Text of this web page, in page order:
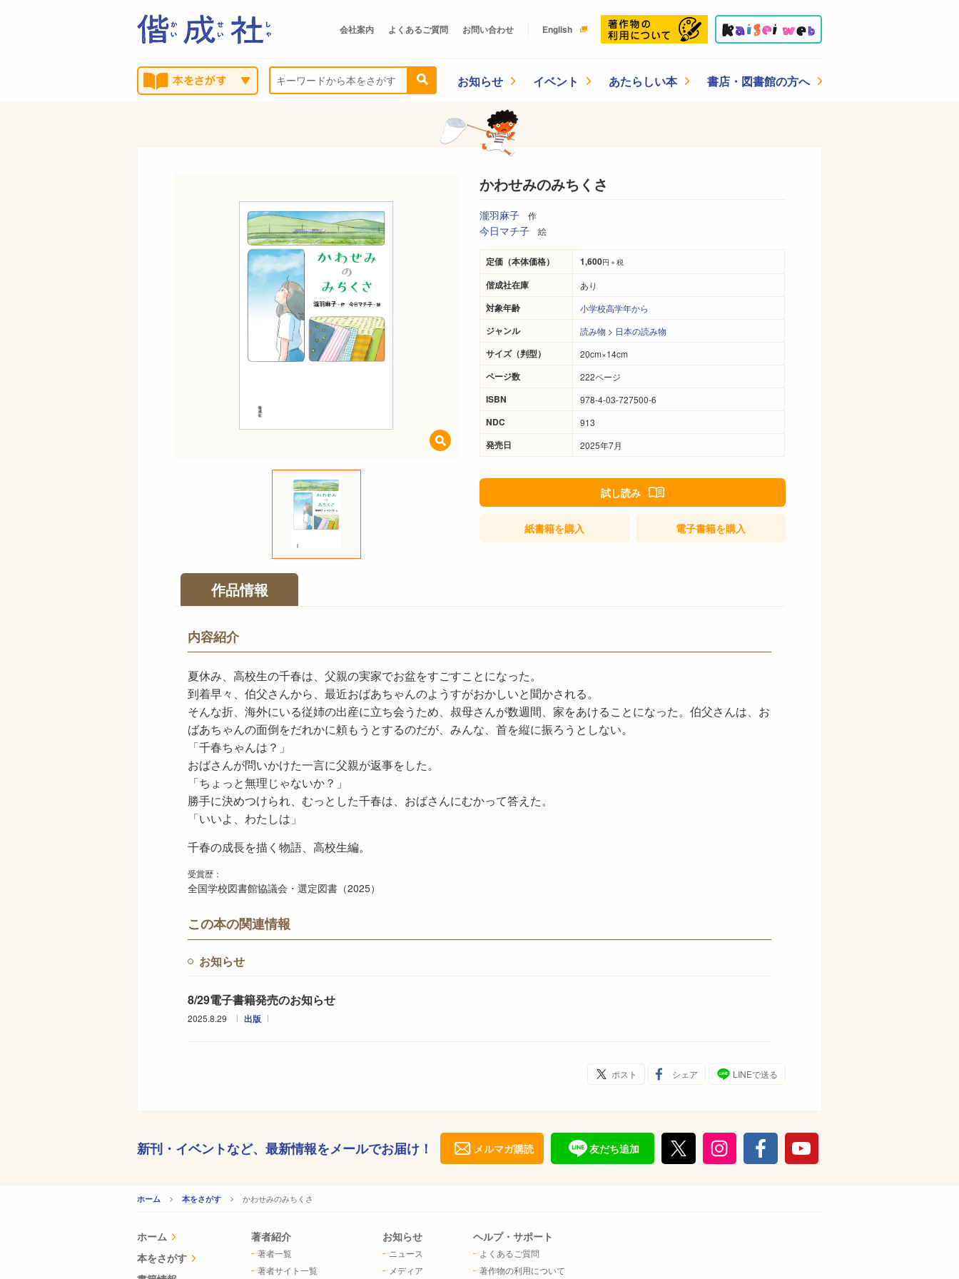
会社案内 よくあるご質問 お問い合わせ English
お知らせ イベント あたらしい本 書店・図書館の方へ
かわせみのみちくさ
瀧羽麻子 作
今日マチ子 絵
定価（本体価格） 1,600円＋税
偕成社在庫 あり
対象年齢 小学校高学年から
ジャンル 読み物 > 日本の読み物
サイズ（判型） 20cm×14cm
ページ数 222ページ
ISBN 978-4-03-727500-6
NDC 913
発売日 2025年7月
試し読み
紙書籍を購入 電子書籍を購入
作品情報
内容紹介
夏休み、高校生の千春は、父親の実家でお盆をすごすことになった。
到着早々、伯父さんから、最近おばあちゃんのようすがおかしいと聞かされる。
そんな折、海外にいる従姉の出産に立ち会うため、叔母さんが数週間、家をあけることになった。伯父さんは、お
ばあちゃんの面倒をだれかに頼もうとするのだが、みんな、首を縦に振ろうとしない。
「千春ちゃんは？」
おばさんが問いかけた一言に父親が返事をした。
「ちょっと無理じゃないか？」
勝手に決めつけられ、むっとした千春は、おばさんにむかって答えた。
「いいよ、わたしは」
千春の成長を描く物語、高校生編。
受賞歴：
全国学校図書館協議会・選定図書（2025）
この本の関連情報
お知らせ
8/29電子書籍発売のお知らせ
2025.8.29 出版
ポスト シェア LINEで送る
新刊・イベントなど、 最新情報をメールでお届け！ メルマガ購読 友だち追加
ホーム 本をさがす CURRENT:
かわせみのみちくさ
ホーム
本をさがす
著者紹介
著者一覧
著者サイト一覧
お知らせ
ニュース
メディア
ヘルプ・サポート
よくあるご質問
著作物の利用について